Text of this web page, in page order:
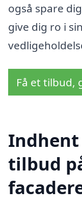
også spare
give dig ro i
Få et tilbud,
tilbud